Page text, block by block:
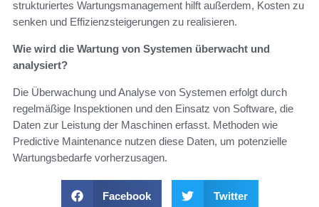
strukturiertes Wartungsmanagement hilft außerdem, Kosten zu
senken und Effizienzsteigerungen zu realisieren.
Wie wird die Wartung von Systemen überwacht und
analysiert?
Die Überwachung und Analyse von Systemen erfolgt durch
regelmäßige Inspektionen und den Einsatz von Software, die
Daten zur Leistung der Maschinen erfasst. Methoden wie
Predictive Maintenance nutzen diese Daten, um potenzielle
Wartungsbedarfe vorherzusagen.
Facebook Twitter